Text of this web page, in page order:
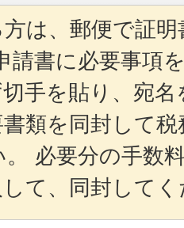
は、郵便で証
請書に必要事項
手を貼り、宛
類を同封して
必要分の手数
て、同封して